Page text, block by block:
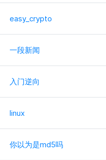
easy_crypto
一段新闻
入门逆向
linux
你以为是md5吗